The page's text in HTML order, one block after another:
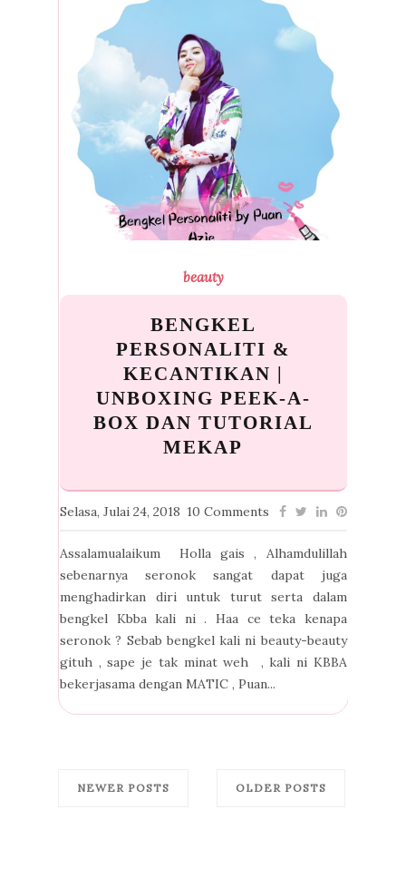
beauty
BENGKEL
PERSONALITI &
KECANTIKAN |
UNBOXING PEEK-A-
BOX DAN TUTORIAL
MEKAP
Selasa, Julai 24, 2018 10 Comments
Assalamualaikum Holla gais , Alhamdulillah
sebenarnya seronok sangat dapat juga
menghadirkan diri untuk turut serta dalam
bengkel Kbba kali ni . Haa ce teka kenapa
seronok ? Sebab bengkel kali ni beauty-beauty
gituh , sape je tak minat weh , kali ni KBBA
bekerjasama dengan MATIC , Puan...
NEWER POSTS OLDER POSTS